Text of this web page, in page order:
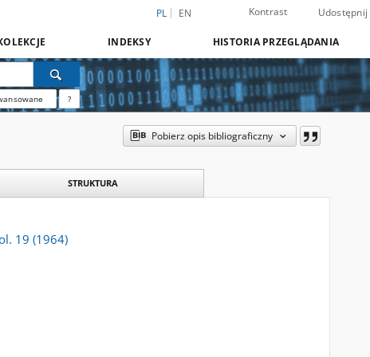
PL EN Kontrast Udostępnij
INDEKSY HISTORIA PRZEGLĄDANIA
?
Pobierz opis bibliograficzny
STRUKTURA
19 (1964)